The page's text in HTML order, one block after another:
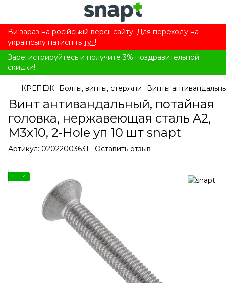
Ви зараз на російській версії сайту. Для переходу на
українську натисніть тут!
Зарегистрируйтесь и получите 3% поздравительной
скидки!
КРЕПЕЖ Болты, винты, стержни Винты
Винт антивандальный, потайная
головка, нержавеющая сталь A2,
M3x10, 2-Hole уп 10 шт snapt
Артикул: 02022003631 Оставить отзыв
4